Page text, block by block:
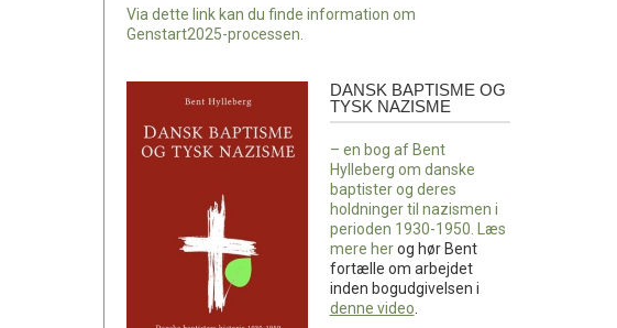
Via dette link kan du finde information om
Genstart2025-processen.
tysk
DANSK BAPTISME OG
TYSK NAZISME
– en bog af Bent
Hylleberg om danske
baptister og deres
holdninger til nazismen i
perioden 1930-1950. Læs
mere herog hør Bent
fortælle om arbejdet
inden bogudgivelsen i
denne video.